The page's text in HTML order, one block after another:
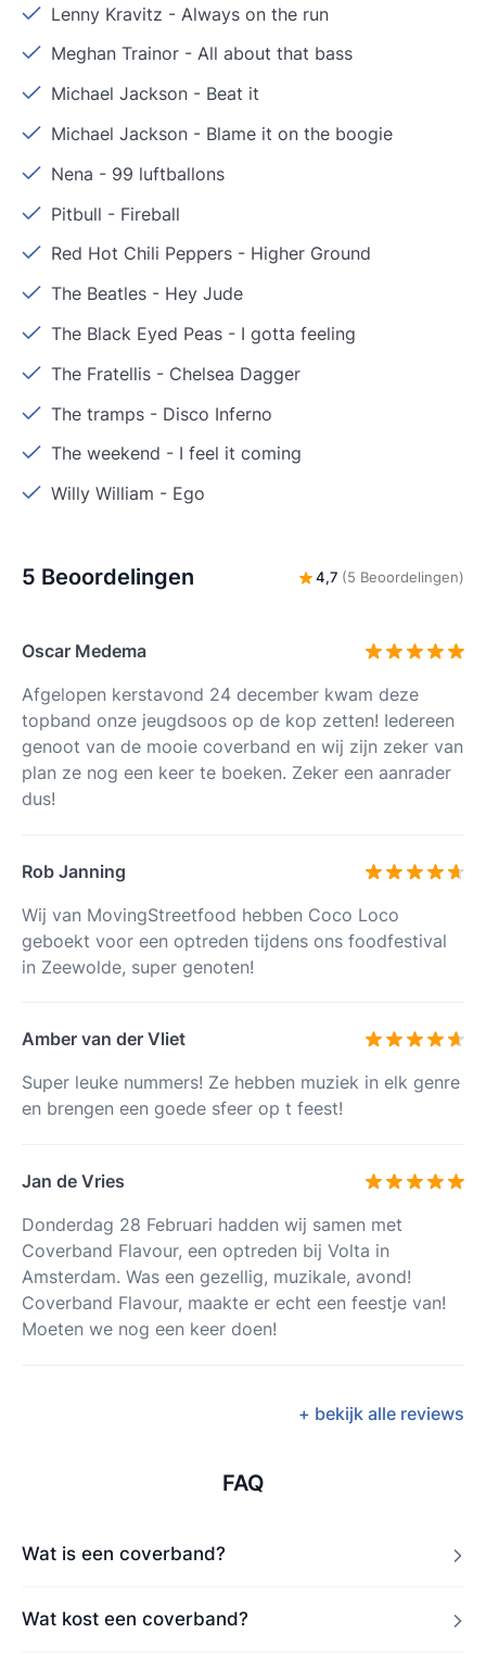
Lenny Kravitz - Always on the run
Meghan Trainor -All about that bass
Michael Jackson - Beat it
Michael Jackson - Blame it on the boogie
Nena - 99 luftballons
Pitbull - Fireball
Red Hot Chili Peppers - Higher Ground
The Beatles - Hey Jude
The Black Eyed Peas - I gotta feeling
The Fratellis - Chelsea Dagger
The tramps - Disco Inferno
The weekend - I feel it coming
Willy William - Ego
5 Beoordelingen 4,7 (5 Beoordelingen)
Oscar Medema
Afgelopen kerstavond 24 december kwam deze
topband onze jeugdsoos op de kop zetten! Iedereen
genoot van de mooie coverband en wij zijn zeker van
plan ze nog een keer te boeken. Zeker een aanrader
dus!
Rob Janning
Wij van MovingStreetfood hebben Coco Loco
geboekt voor een optreden tijdens ons foodfestival
in Zeewolde, super genoten!
Amber van der Vliet
Super leuke nummers! Ze hebben muziek in elk genre
en brengen een goede sfeer op t feest!
Jan de Vries
Donderdag 28 Februari hadden wij samen met
Coverband Flavour, een optreden bij Volta in
Amsterdam. Was een gezellig, muzikale, avond!
Coverband Flavour, maakte er echt een feestje van!
Moeten we nog een keer doen!
+ bekijk alle reviews
FAQ
Wat is een coverband?
Wat kost een coverband?